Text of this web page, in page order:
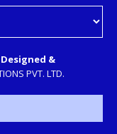
Designed &
PVT. LTD.